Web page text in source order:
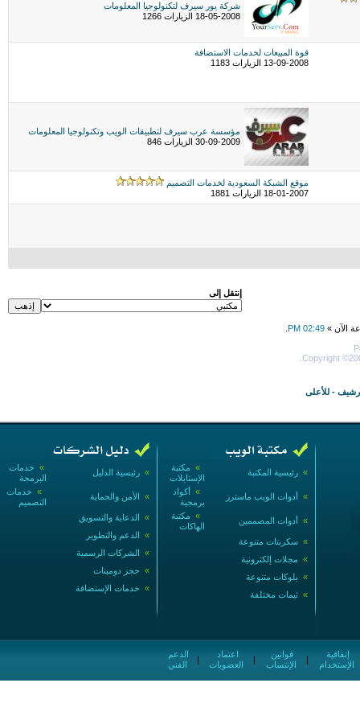
شركة يور سيرف لتكنولوجيا المعلومات
18-05-2008 الزيارات 1266
قوة المبيعات لخدمات الاستضافة
13-09-2008 الزيارات 1183
مؤسسة عرب سيرف لتطبيقات الويب وتكنولوجيا المعلومات
30-09-2009 الزيارات 846
موقع الشبكة السعودية لخدمات التصميم
18-01-2007 الزيارات 1881
إنتقل إلى
الآن » 02:49 PM
Copyright
- للأعلى
» خدمات
البرمجة
» رئيسية الدليل
» خدمات
التصميم
» الأمن والحماية
» الدعاية والتسويق
» الدعم والتطوير
» الشركات الرسمية
» حجز دومينات
» خدمات الإستضافة
» مكتبة
الإستايلات
» رئيسية المكتبة
» أكواد
برمجية
» أدوات الويب ماسترز
» مكتبة
الهاكات
» أدوات المصممين
» سكربتات متنوعة
» مجلات إلكترونية
» بلوكات متنوعة
» ثيمات مختلفة
الفني
|
العضويات
|
الإنتساب
|
الإستخدام